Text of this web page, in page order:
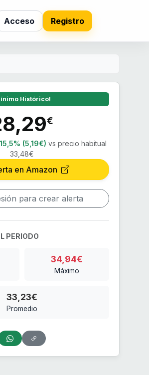
Acceso Registro
Histórico!
€
15,5% (5,19€) vs precio habitual
33,48€
en Amazon
para crear alerta
PERIODO
34,94€
Máximo
33,23€
Promedio